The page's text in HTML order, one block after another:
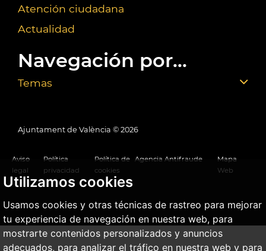
Utilizamos cookies
Usamos cookies y otras técnicas de rastreo para mejorar
tu experiencia de navegación en nuestra web, para
mostrarte contenidos personalizados y anuncios
adecuados, para analizar el tráfico en nuestra web y para
Atención ciudadana
Actualidad
Navegación por...
Temas
Ajuntament de València © 2026
Aviso
legal
Política
privacidad
Política de
cookies
Agencia Antifraude
Mapa
Web